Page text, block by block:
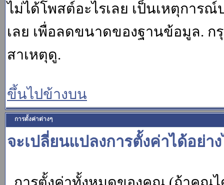
ไม่ได้โพสต์อะไรเลย เป็นเหตุการ
เลย เพื่อลดขนาดของฐานข้อมูล.
สาเหตุดู.
ขึ้นไปข้างบน
การตั้งค่าต่างๆ
จะเปลี่ยนแปลงการตั้งค่าได้อย่าง